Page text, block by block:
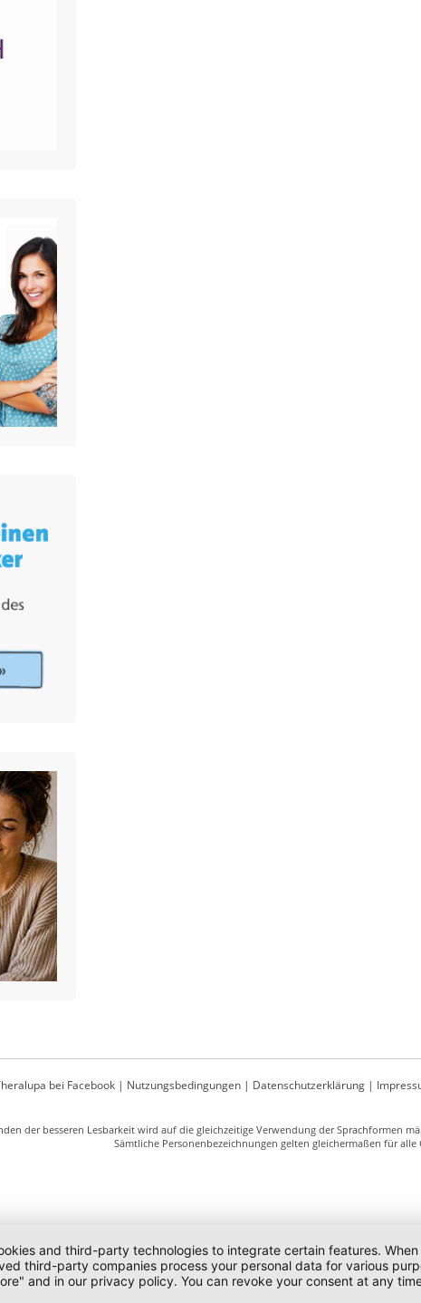
bei Facebook| Nutzungsbedingungen| Datenschutzerklärung|
der besseren Lesbarkeit wird auf die gleichzeitige Verwendung der Sprachformen
Sämtliche Personenbezeichnungen gelten gleichermaßen für alle
and third-party technologies to integrate certain features.
third-party companies process your personal data for various
and in our privacy policy. You can revoke your consent at any